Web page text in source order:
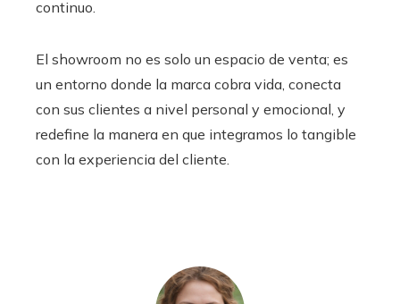
continuo.
El showroom no es solo un espacio de venta; es
un entorno donde la marca cobra vida, conecta
con sus clientes a nivel personal y emocional, y
redefine la manera en que integramos lo tangible
con la experiencia del cliente.